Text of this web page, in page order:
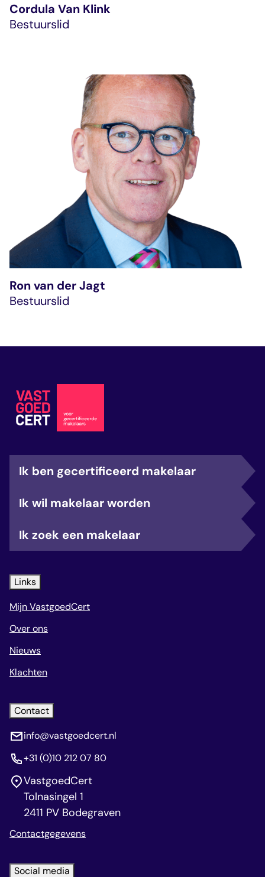
Cordula Van Klink
Bestuurslid
Ron van der Jagt
Bestuurslid
Ik ben gecertificeerd makelaar
Ik wil makelaar worden
Ik zoek een makelaar
Links
Mijn VastgoedCert
Over ons
Nieuws
Klachten
Contact
info@vastgoedcert.nl
+31 (0)10 212 07 80
VastgoedCert
Tolnasingel 1
2411 PV Bodegraven
Contactgegevens
Social media